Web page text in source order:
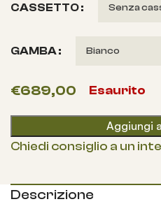
CASSETTO
GAMBA
€689,00 Esaurito
Aggiungi
Chiedi consiglio a un
Descrizione